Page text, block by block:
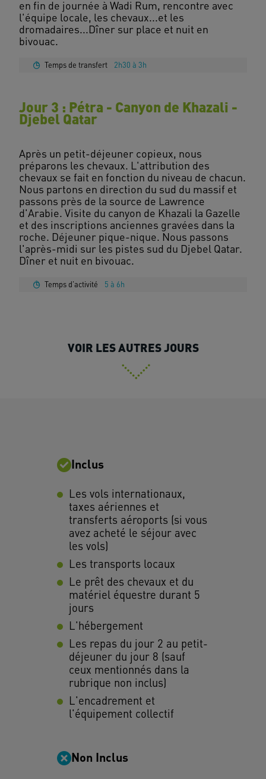
en fin de journée à Wadi Rum, rencontre avec
l'équipe locale, les chevaux...et les
dromadaires...Dîner sur place et nuit en
Temps de transfert 2h30 à 3h
Jour 3 : Pétra - Canyon de Khazali -
Djebel Qatar
Après un petit-déjeuner copieux, nous
préparons les chevaux. L'attribution des
chevaux se fait en fonction du niveau de chacun.
Nous partons en direction du sud du massif et
passons près de la source de Lawrence
d'Arabie. Visite du canyon de Khazali la Gazelle
et des inscriptions anciennes gravées dans la
roche. Déjeuner pique-nique. Nous passons
l'après-midi sur les pistes sud du Djebel Qatar.
Temps d'activité 5 à 6h
VOIR LES AUTRES JOURS
Inclus
Les vols internationaux,
taxes aériennes et
transferts aéroports (si vous
avez acheté le séjour avec
les vols)
Les transports locaux
Le prêt des chevaux et du
matériel équestre durant 5
jours
L'hébergement
Les repas du jour 2 au petit-
déjeuner du jour 8 (sauf
ceux mentionnés dans la
rubrique non inclus)
L'encadrement et
l'équipement collectif
Non Inclus